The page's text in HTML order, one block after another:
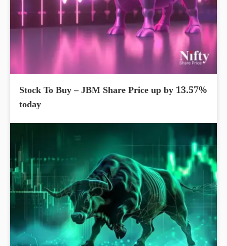
Stock To Buy – JBM Share Price up by 13.57%
today